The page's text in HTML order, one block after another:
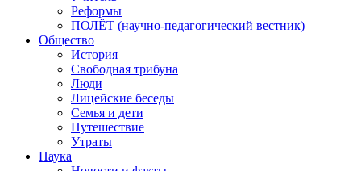
Реформы
ПОЛЁТ (научно-педагогический вестник)
Общество
История
Свободная трибуна
Люди
Лицейские беседы
Семья и дети
Путешествие
Утраты
Наука